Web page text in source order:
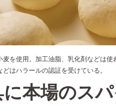
を使用。加工油脂、乳化剤などは使
はハラールの認証を受けている。
に本場のス